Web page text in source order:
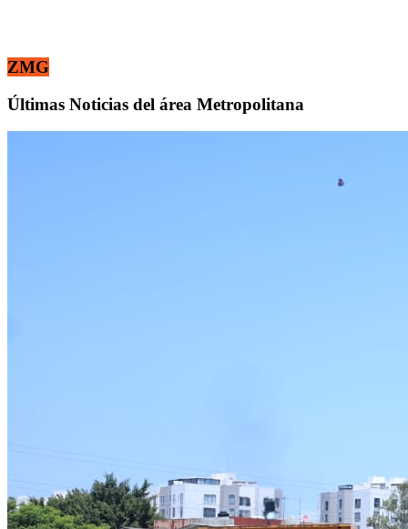
ZMG
Últimas Noticias del área Metropolitana